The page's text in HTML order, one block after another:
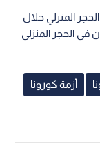
إلى الحجر المنزلي خلال
في الحجر المنزلي
أزمة كورونا